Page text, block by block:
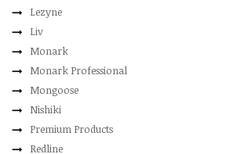
Lezyne
Liv
Monark
Monark Professional
Mongoose
Nishiki
Premium Products
Redline